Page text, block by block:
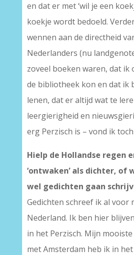
en dat er met ‘wil je een
koekje wordt bedoeld.
wennen aan de directheid
Nederlanders (nu
zoveel boeken waren, dat
de bibliotheek kon en dat ik
lenen, dat er altijd wat te
leergierigheid en
erg Perzisch is – vond ik
Hielp de Hollandse regen
‘ontwaken’ als dichter, of
wel gedichten gaan
Gedichten schreef ik al voor
Nederland. Ik ben hier
in het Perzisch. Mijn
met Amsterdam heb ik in